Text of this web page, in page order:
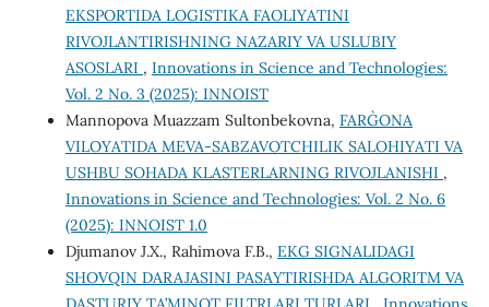
EKSPORTIDA LOGISTIKA FAOLIYATINI
RIVOJLANTIRISHNING NAZARIY VA USLUBIY
ASOSLARI , Innovations in Science and Technologies:
Vol. 2 No. 3 (2025): INNOIST
Mannopova Muazzam Sultonbekovna, FARG`ONA
VILOYATIDA MEVA-SABZAVOTCHILIK SALOHIYATI VA
USHBU SOHADA KLASTERLARNING RIVOJLANISHI ,
Innovations in Science and Technologies: Vol. 2 No. 6
(2025): INNOIST 1.0
Djumanov J.X., Rahimova F.B., EKG SIGNALIDAGI
SHOVQIN DARAJASINI PASAYTIRISHDA ALGORITM VA